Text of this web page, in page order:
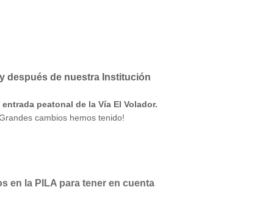
después de nuestra Institución
entrada peatonal de la Vía El Volador.
cambios hemos tenido!
en la PILA para tener en cuenta